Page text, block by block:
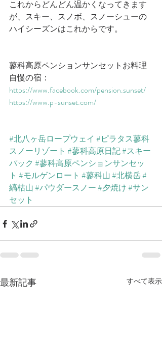
これからどんどん温かくなってきます
が、スキー、スノボ、スノーシューの
ハイシーズンはこれからです。
蓼科高原ペンションサンセットお料理
自慢の宿：
​https://www.facebook.com/pension.sunset/​
​https://www.p-sunset.com/​
#北八ヶ岳ロープウェイ #ピラタス蓼科
スノーリゾート #蓼科高原日記#スキー
パック #蓼科高原ペンションサンセッ
ト #モルゲンロート #蓼科山#北横岳#
縞枯山#パウダースノー#夕焼け#サン
セット
最新記事 すべて表示